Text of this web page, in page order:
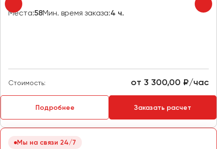
Места:58Мин. время заказа:4 ч.
Стоимость: от 3 300,00 ₽/час
Подробнее Заказать расчет
Мы на связи 24/7